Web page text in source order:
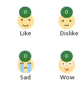
0
Like
0
Dislike
0
Sad
0
Wow